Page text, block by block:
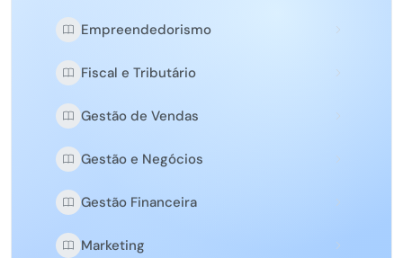
Empreendedorismo
Fiscal e Tributário
Gestão de Vendas
Gestão e Negócios
Gestão Financeira
Marketing